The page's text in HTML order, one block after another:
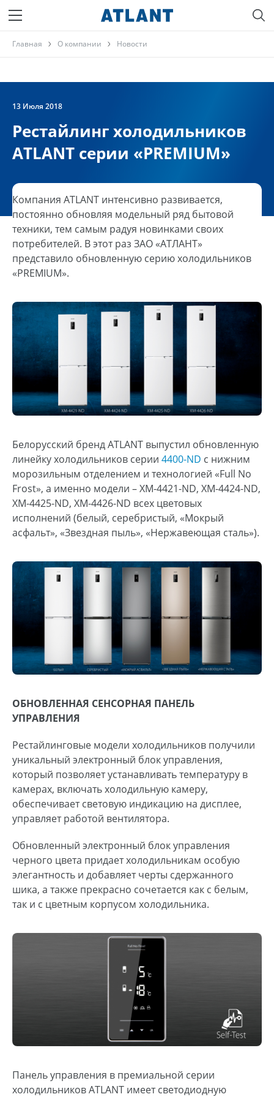
Главная О компании Новости
13 Июля 2018
Рестайлинг холодильников
ATLANT серии «PREMIUM»
Компания ATLANT интенсивно развивается,
постоянно обновляя модельный ряд бытовой
техники, тем самым радуя новинками своих
потребителей. В этот раз ЗАО «АТЛАНТ»
представило обновленную серию холодильников
«PREMIUM».
Белорусский бренд ATLANT выпустил обновленную
линейку холодильников серии 4400-ND с нижним
морозильным отделением и технологией «Full No
Frost», а именно модели – ХМ-4421-ND, ХМ-4424-ND,
ХМ-4425-ND, ХМ-4426-ND всех цветовых
исполнений (белый, серебристый, «Мокрый
асфальт», «Звездная пыль», «Нержавеющая сталь»).
ОБНОВЛЕННАЯ СЕНСОРНАЯ ПАНЕЛЬ
УПРАВЛЕНИЯ
Рестайлинговые модели холодильников получили
уникальный электронный блок управления,
который позволяет устанавливать температуру в
камерах, включать холодильную камеру,
обеспечивает световую индикацию на дисплее,
управляет работой вентилятора.
Обновленный электронный блок управления
черного цвета придает холодильникам особую
элегантность и добавляет черты сдержанного
шика, а также прекрасно сочетается как с белым,
так и с цветным корпусом холодильника.
Панель управления в премиальной серии
холодильников ATLANT имеет светодиодную